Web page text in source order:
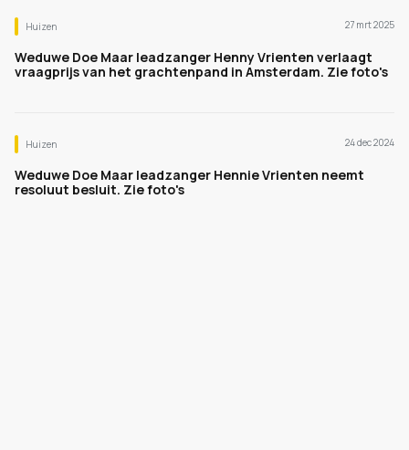
Huizen 27 mrt 2025
Weduwe Doe Maar leadzanger Henny Vrienten verlaagt
vraagprijs van het grachtenpand in Amsterdam. Zie foto's
Huizen 24 dec 2024
Weduwe Doe Maar leadzanger Hennie Vrienten neemt
resoluut besluit. Zie foto's